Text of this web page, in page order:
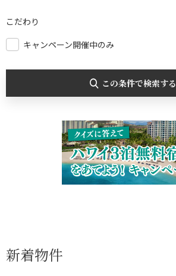
こだわり
キャンペーン開催中のみ
この条件で検索する
新着物件